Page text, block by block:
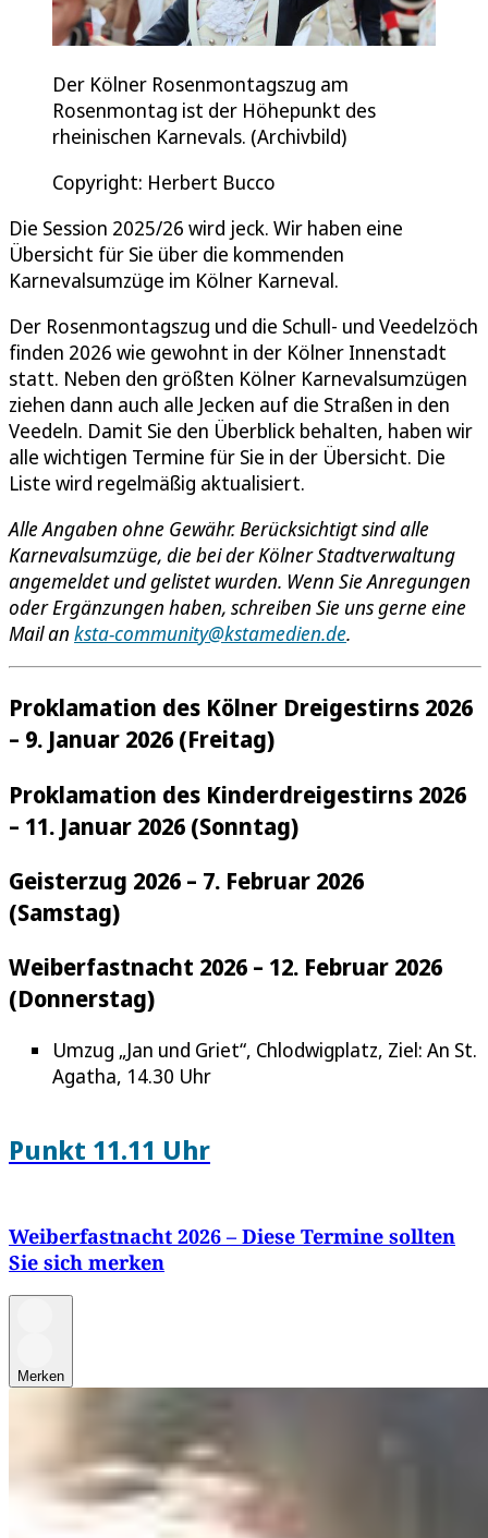
Der Kölner Rosenmontagszug am
Rosenmontag ist der Höhepunkt des
rheinischen Karnevals. (Archivbild)
Copyright: Herbert Bucco
Die Session 2025/26 wird jeck. Wir haben eine
Übersicht für Sie über die kommenden
Karnevalsumzüge im Kölner Karneval.
Der Rosenmontagszug und die Schull- und Veedelzöch
finden 2026 wie gewohnt in der Kölner Innenstadt
statt. Neben den größten Kölner Karnevalsumzügen
ziehen dann auch alle Jecken auf die Straßen in den
Veedeln. Damit Sie den Überblick behalten, haben wir
alle wichtigen Termine für Sie in der Übersicht. Die
Liste wird regelmäßig aktualisiert.
Alle Angaben ohne Gewähr. Berücksichtigt sind alle
Karnevalsumzüge, die bei der Kölner Stadtverwaltung
angemeldet und gelistet wurden. Wenn Sie Anregungen
oder Ergänzungen haben, schreiben Sie uns gerne eine
Mail an ksta-community@kstamedien.de.
Proklamation des Kölner Dreigestirns 2026
– 9. Januar 2026 (Freitag)
Proklamation des Kinderdreigestirns 2026
– 11. Januar 2026 (Sonntag)
Geisterzug 2026 – 7. Februar 2026
(Samstag)
Weiberfastnacht 2026 – 12. Februar 2026
(Donnerstag)
Umzug „Jan und Griet“, Chlodwigplatz, Ziel: An St.
Agatha, 14.30 Uhr
Punkt 11.11 Uhr
Weiberfastnacht 2026 – Diese Termine sollten
Sie sich merken
Merken